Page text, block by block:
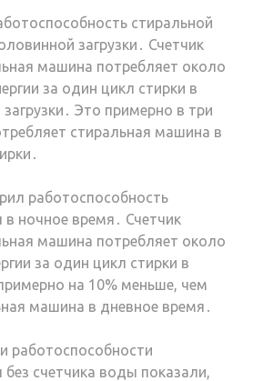
стиральной
загрузки․ Счетчик
машина потребляет около
за один цикл стирки в
Это примерно в три
стиральная машина в
работоспособность
ночное время․ Счетчик
машина потребляет около
за один цикл стирки в
на 10% меньше, чем
машина в дневное время․
работоспособности
счетчика воды показали,